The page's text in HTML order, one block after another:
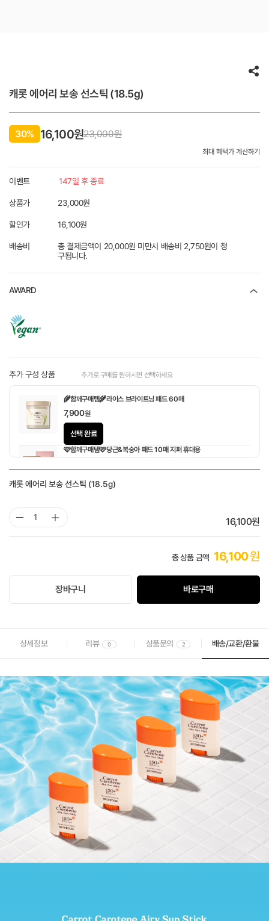
캐롯 에어리 보송 선스틱 (18.5g)
최대 혜택가 계산하기
30% 16,100원23,000원
이벤트 147일 후 종료
상품가 23,000원
할인가 16,100원
배송비
총 결제금액이 20,000원 미만시 배송비 2,750원이 청
구됩니다.
AWARD
추가 구성 상품 추가로 구매를 원하시면 선택하세요
🌾함께구매템🌾라이스 브라이트닝 패드 60매
7,900원
선택 완료
🩷함께구매템🩷당근&복숭아 패드 10매 지퍼 휴대용
캐롯 에어리 보송 선스틱 (18.5g)
16,100원
총 상품 금액 16,100원
장바구니 바로구매
상세정보 리뷰 0 상품문의 2 배송/교환/환불